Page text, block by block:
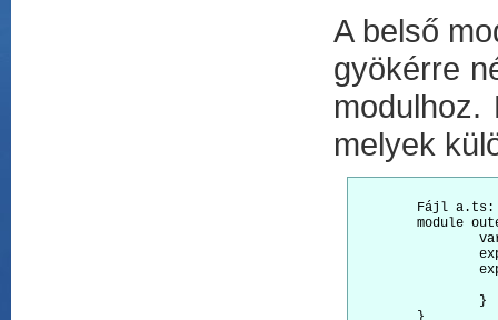
A belső
gyökérre
modulhoz.
melyek